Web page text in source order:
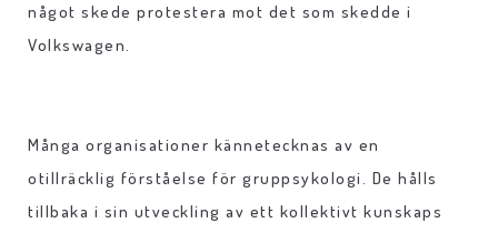
något skede protestera mot det som skedde i
Volkswagen.
Många organisationer kännetecknas av en
otillräcklig förståelse för gruppsykologi. De hålls
tillbaka i sin utveckling av ett kollektivt kunskaps